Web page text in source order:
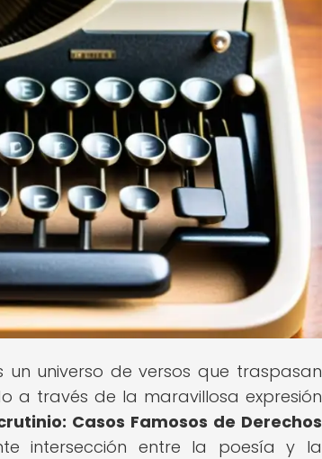
un universo de versos que traspasan
a través de la maravillosa expresión
Casos Famosos de Derechos
intersección entre la poesía y la